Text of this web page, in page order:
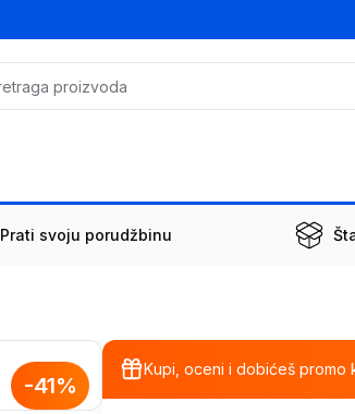
Prati svoju porudžbinu
-41%
Kupi, oceni i dobićeš promo